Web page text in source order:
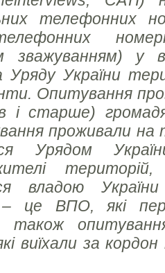
телефонних
зважуванням) у
Уряду України
Опитування
і старше)
проживали на
Урядом
владою
– це ВПО, які
також
виїхали за